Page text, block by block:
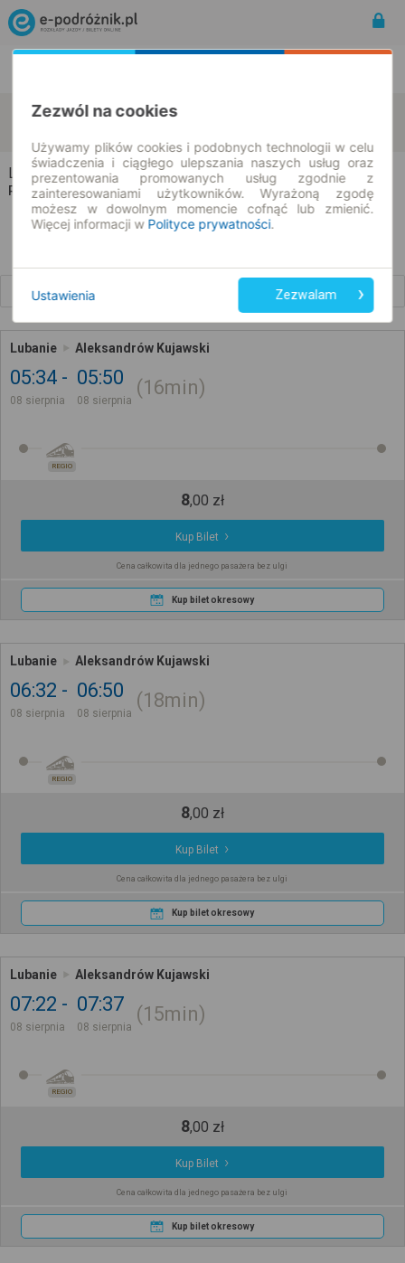
Lubanie Aleksandrów Kujawski
Lubanie → Aleksandrów Kujawski
Rozkład jazdy i bilety
Lubanie Aleksandrów Kujawski
05:34
08 sierpnia
05:50
08 sierpnia
16min
REGIO
8,00 zł
Kup Bilet
Cena całkowita dla jednego pasażera bez ulgi
Kup bilet okresowy
Lubanie Aleksandrów Kujawski
06:32
08 sierpnia
06:50
08 sierpnia
18min
REGIO
8,00 zł
Kup Bilet
Cena całkowita dla jednego pasażera bez ulgi
Kup bilet okresowy
Lubanie Aleksandrów Kujawski
07:22
08 sierpnia
07:37
08 sierpnia
15min
REGIO
8,00 zł
Kup Bilet
Cena całkowita dla jednego pasażera bez ulgi
Kup bilet okresowy
Zezwól na cookies
Używamy plików cookies i podobnych technologii w celu
świadczenia i ciągłego ulepszania naszych usług oraz
prezentowania promowanych usług zgodnie z
zainteresowaniami użytkowników. Wyrażoną zgodę
możesz w dowolnym momencie cofnąć lub zmienić.
Więcej informacji w Polityce prywatności.
Ustawienia Zezwalam